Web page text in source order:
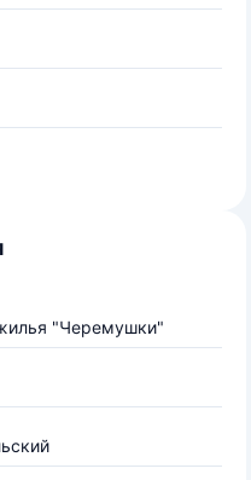
"Черемушки"